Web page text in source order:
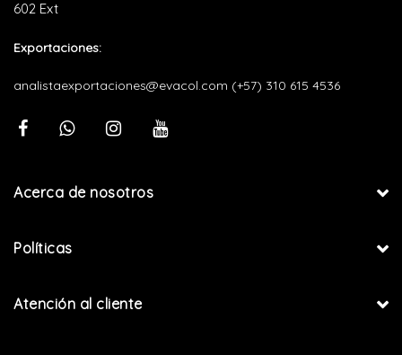
602 Ext
Exportaciones:
analistaexportaciones@evacol.com (+57) 310 615 4536
Acerca de nosotros
Políticas
Atención al cliente